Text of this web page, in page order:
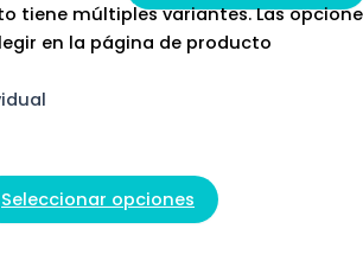
tiene múltiples variantes. Las
en la página de producto
Seleccionar opciones